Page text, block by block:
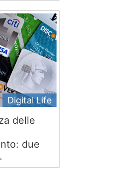
Digital Life
delle
due